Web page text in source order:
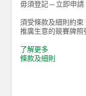
毋須登記 — 立即申請
須受條款及細則約束
推廣生意的競賽牌照
了解更多
條款及細則